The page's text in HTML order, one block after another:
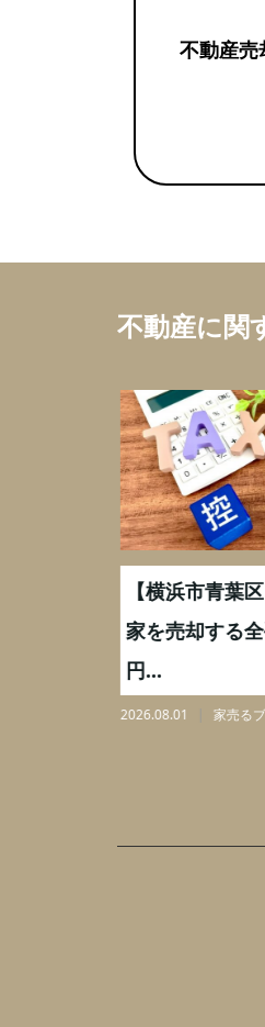
不動産売
不動産に関
【横浜市青葉
家を売却する
円...
2026.08.01 家売る